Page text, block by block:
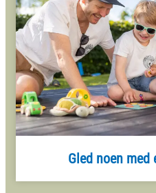
Gled noen med